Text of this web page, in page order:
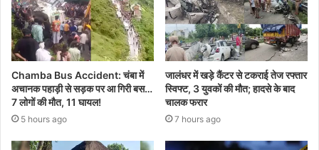
Chamba Bus Accident: चंबा में
अचानक पहाड़ी से सड़क पर आ गिरी बस…
7 लोगों की मौत, 11 घायल!
5 hours ago
जालंधर में खड़े कैंटर से टकराई तेज रफ्तार
स्विफ्ट, 3 युवकों की मौत; हादसे के बाद
चालक फरार
7 hours ago